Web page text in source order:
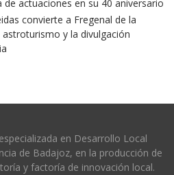
actuaciones en su 40 aniversario
convierte a Fregenal de la
y la divulgación
en Desarrollo Local
de Badajoz, en la producción de
y factoría de innovación local.